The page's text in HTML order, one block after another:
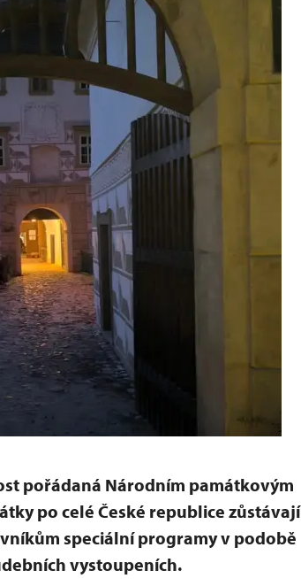
pořádaná Národním památkovým
po celé České republice zůstávají
speciální programy v podobě
vystoupeních.